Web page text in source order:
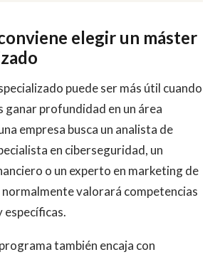
elegir un máster
puede ser más útil cuando
ganar profundidad en un área
empresa busca un analista de
en ciberseguridad, un
o un experto en marketing de
valorará competencias
específicas.
también encaja con